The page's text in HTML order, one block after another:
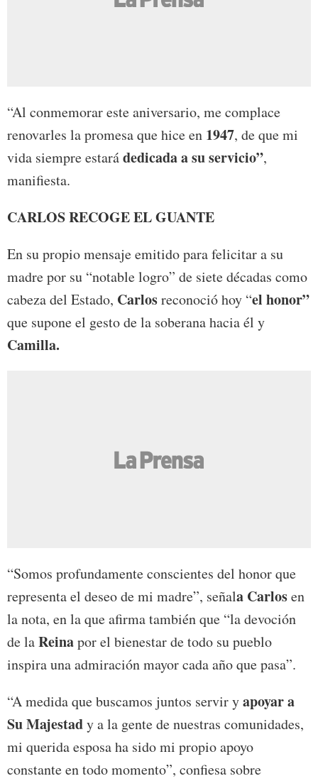
“Al conmemorar este aniversario, me complace
renovarles la promesa que hice en 1947, de que mi
vida siempre estarádedicada a su servicio”,
manifiesta.
CARLOS RECOGE EL GUANTE
En su propio mensaje emitido para felicitar a su
madre por su “notable logro” de siete décadas como
cabeza del Estado, Carlosreconoció hoy “el honor”
que supone el gesto de la soberana hacia él y
Camilla.
“Somos profundamente conscientes del honor que
representa el deseo de mi madre”, señala Carlosen
la nota, en la que afirma también que “la devoción
de laReinapor el bienestar de todo su pueblo
inspira una admiración mayor cada año que pasa”.
“A medida que buscamos juntos servir yapoyar a
Su Majestady a la gente de nuestras comunidades,
mi querida esposa ha sido mi propio apoyo
constante en todo momento”, confiesa sobre